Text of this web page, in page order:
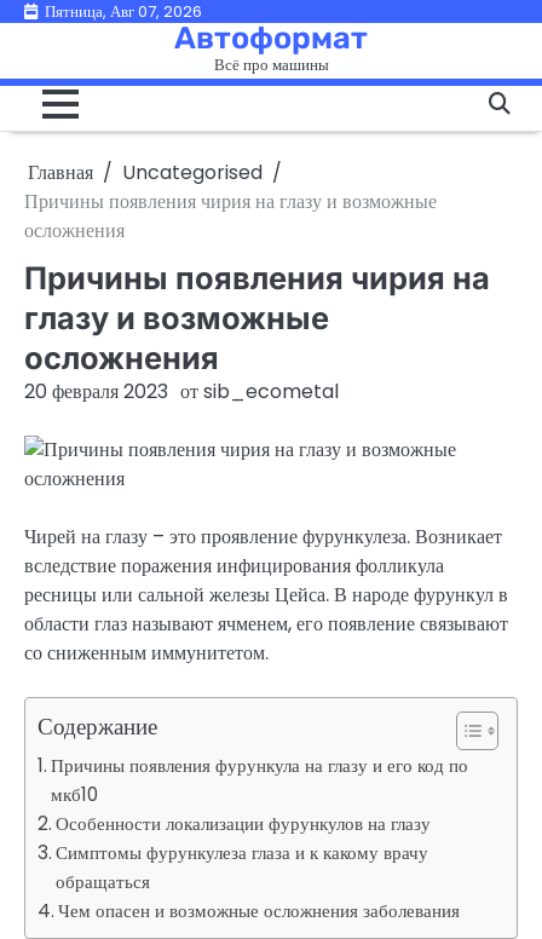
ПерейтиПятница, Авг 07, 2026
Автоформат
Всё про машины
Главная
Uncategorised
Причины появления чирия на глазу и возможные
осложнения
Причины появления чирия на
глазу и возможные
осложнения
20 февраля 2023 отsib_ecometal
Чирей на глазу – это проявление фурункулеза. Возникает
вследствие поражения инфицирования фолликула
ресницы или сальной железы Цейса. В народе фурункул в
области глаз называют ячменем, его появление связывают
со сниженным иммунитетом.
Содержание
Причины появления фурункула на глазу и его код по
мкб10
Особенности локализации фурункулов на глазу
Симптомы фурункулеза глаза и к какому врачу
обращаться
Чем опасен и возможные осложнения заболевания